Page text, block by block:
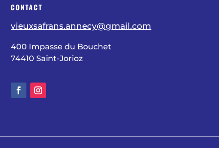
CONTACT
vieuxsafrans.annecy@gmail.com
400 Impasse du Bouchet
74410 Saint-Jorioz